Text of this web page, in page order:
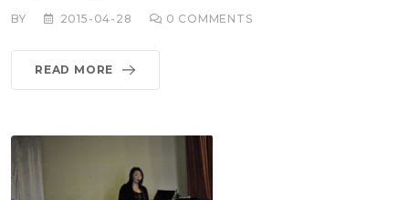
BY 2015-04-28 0 COMMENTS
READ MORE